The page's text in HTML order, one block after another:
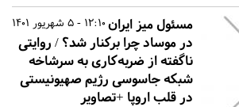
12:10 - 5 شهریور 1401 مسئول میز ایران
در موساد چرا برکنار شد؟ / روایتی
ناگفته از ضربه‌کاری به سرشاخه
شبکه جاسوسی رژیم صهیونیستی
در قلب اروپا +تصاویر